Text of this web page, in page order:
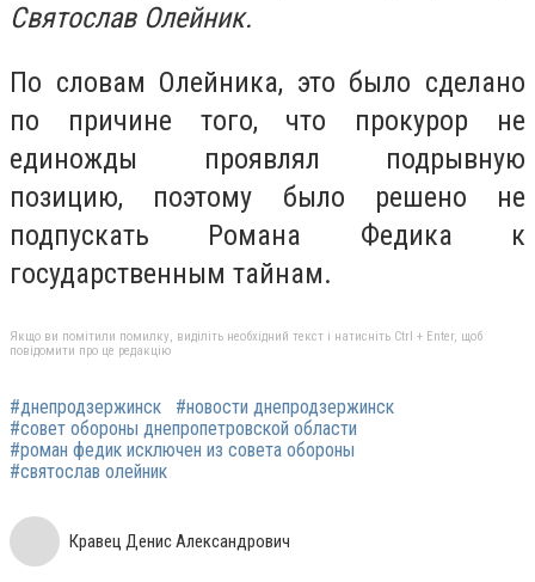
Святослав Олейник.
По словам Олейника, это было сделано
по причине того, что прокурор не
единожды проявлял подрывную
позицию, поэтому было решено не
подпускать Романа Федика к
государственным тайнам.
Якщо ви помітили помилку, виділіть необхідний текст і натисніть Ctrl + Enter, щоб
повідомити про це редакцію
#днепродзержинск
#новости днепродзержинск
#совет обороны днепропетровской области
#роман федик исключен из совета обороны
#святослав олейник
Кравец Денис Александрович